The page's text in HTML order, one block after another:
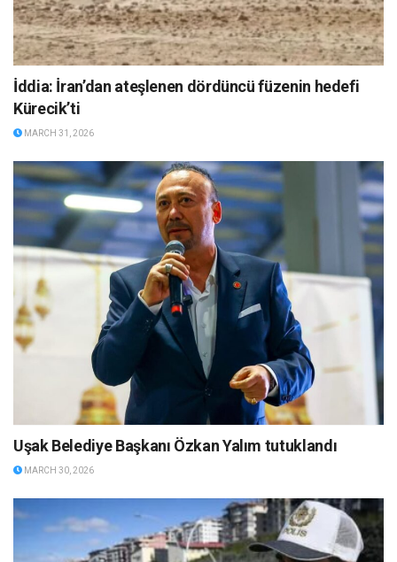
İddia: İran’dan ateşlenen dördüncü füzenin hedefi
Kürecik’ti
MARCH 31, 2026
Uşak Belediye Başkanı Özkan Yalım tutuklandı
MARCH 30, 2026